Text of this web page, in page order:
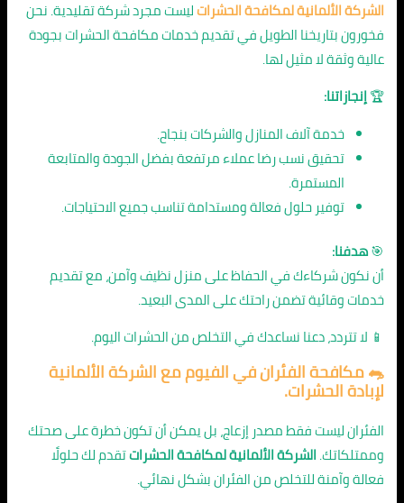
الشركة الألمانية لمكافحة الحشراتليست مجرد شركة تقليدية. نحن
فخورون بتاريخنا الطويل في تقديم خدمات مكافحة الحشرات بجودة
عالية وثقة لا مثيل لها.
🏆إنجازاتنا:
خدمة آلاف المنازل والشركات بنجاح.
تحقيق نسب رضا عملاء مرتفعة بفضل الجودة والمتابعة
المستمرة.
توفير حلول فعالة ومستدامة تناسب جميع الاحتياجات.
🎯هدفنا:
أن نكون شركاءك في الحفاظ على منزل نظيف وآمن، مع تقديم
خدمات وقائية تضمن راحتك على المدى البعيد.
📱 لا تتردد، دعنا نساعدك في التخلص من الحشرات اليوم.
🐀مكافحة الفئران في الفيوممع الشركة الألمانية
لإبادة الحشرات.
الفئران ليست فقط مصدر إزعاج، بل يمكن أن تكون خطرة على صحتك
وممتلكاتك.الشركة الألمانية لمكافحة الحشراتتقدم لك حلولًا
فعالة وآمنة للتخلص من الفئران بشكل نهائي.